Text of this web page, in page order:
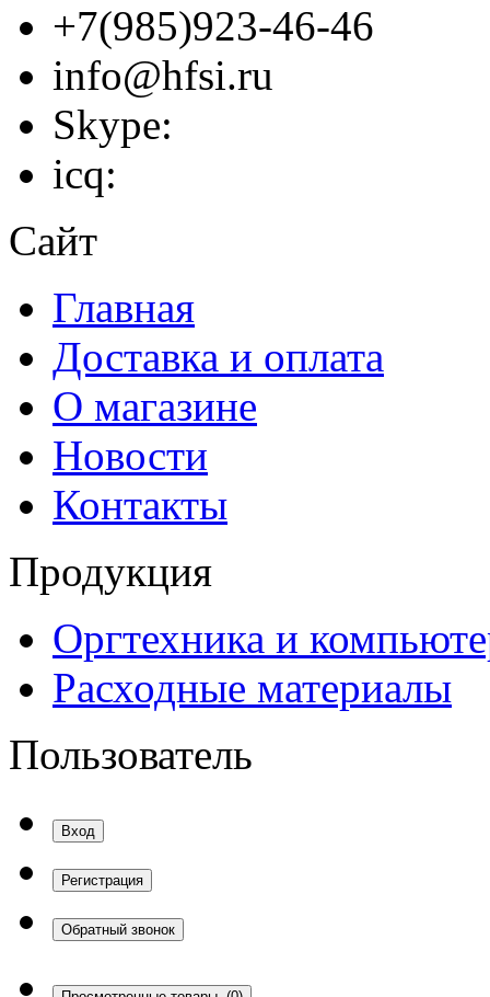
+7(985)923-46-46
info@hfsi.ru
Skype:
icq:
Сайт
Главная
Доставка и оплата
О магазине
Новости
Контакты
Продукция
Оргтехника и
Расходные материалы
Пользователь
Вход
Регистрация
Обратный звонок